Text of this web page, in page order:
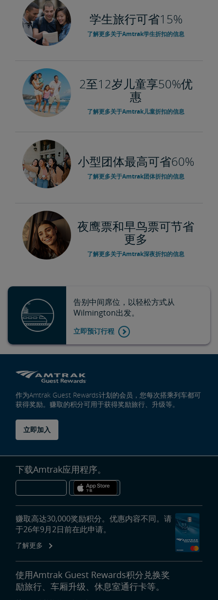
学生旅行可省15%
了解更多关于Amtrak学生折扣的信息
2至12岁儿童享50%优
惠
了解更多关于Amtrak儿童折扣的信息
小型团体最高可省60%
了解更多关于Amtrak团体折扣的信息
夜鹰票和早鸟票可节省
更多
了解更多关于Amtrak深夜折扣的信息
告别中间席位，以轻松方式从
Wilmington出发。
立即预订行程
作为Amtrak Guest Rewards计划的会员，您每次搭乘列车都可
获得奖励。赚取的积分可用于获得奖励旅行、升级等。
立即加入
下载Amtrak应用程序。
赚取高达30,000奖励积分。优惠内容不同。请
于26年9月2日前在此申请。
了解更多
使用Amtrak Guest Rewards积分兑换奖
励旅行、车厢升级、休息室通行卡等。